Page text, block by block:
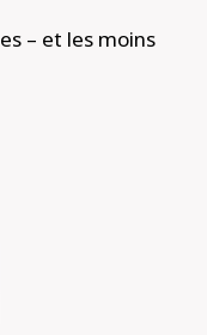
– et les moins